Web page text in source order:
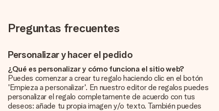
Preguntas frecuentes
Personalizar y hacer el pedido
¿Qué es personalizar y cómo funciona el sitio web?
Puedes comenzar a crear tu regalo haciendo clic en el botón
'Empieza a personalizar'. En nuestro editor de regalos puedes
personalizar el regalo completamente de acuerdo con tus
deseos: añade tu propia imagen y/o texto. También puedes